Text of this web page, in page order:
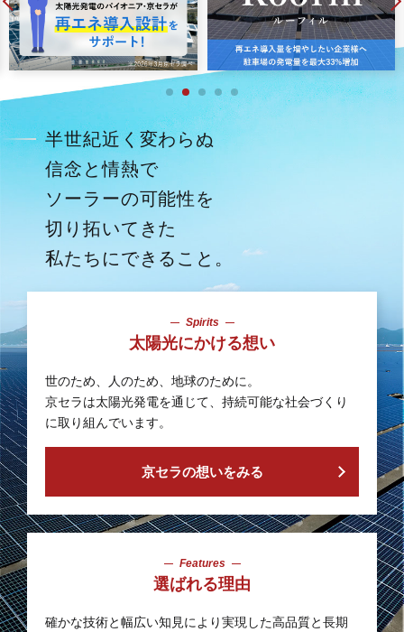
半世紀近く変わらぬ
信念と情熱で
ソーラーの可能性を
切り拓いてきた
私たちにできること。
Spirits
太陽光にかける想い
世のため、人のため、地球のために。
京セラは太陽光発電を通じて、 持続可能な社会づくり
に取り組んでいます。
京セラの想いをみる
Features
選ばれる理由
確かな技術と幅広い知見により実現した高品質と長期